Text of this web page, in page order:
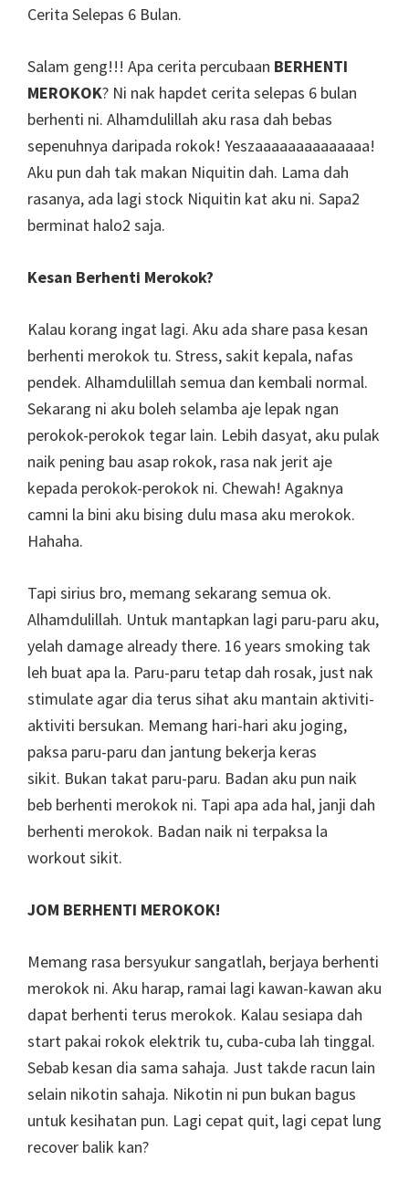
Cerita Selepas 6 Bulan.
Salam geng!!! Apa cerita percubaan BERHENTI
MEROKOK? Ni nak hapdet cerita selepas 6 bulan
berhenti ni. Alhamdulillah aku rasa dah bebas
sepenuhnya daripada rokok! Yeszaaaaaaaaaaaaaa!
Aku pun dah tak makan Niquitin dah. Lama dah
rasanya, ada lagi stock Niquitin kat aku ni. Sapa2
berminat halo2 saja.
Kesan Berhenti Merokok?
Kalau korang ingat lagi. Aku ada share pasa kesan
berhenti merokok tu. Stress, sakit kepala, nafas
pendek. Alhamdulillah semua dan kembali normal.
Sekarang ni aku boleh selamba aje lepak ngan
perokok-perokok tegar lain. Lebih dasyat, aku pulak
naik pening bau asap rokok, rasa nak jerit aje
kepada perokok-perokok ni. Chewah! Agaknya
camni la bini aku bising dulu masa aku merokok.
Hahaha.
Tapi sirius bro, memang sekarang semua ok.
Alhamdulillah. Untuk mantapkan lagi paru-paru aku,
yelah damage already there. 16 years smoking tak
leh buat apa la. Paru-paru tetap dah rosak, just nak
stimulate agar dia terus sihat aku mantain aktiviti-
aktiviti bersukan. Memang hari-hari aku joging,
paksa paru-paru dan jantung bekerja keras
sikit. Bukan takat paru-paru. Badan aku pun naik
beb berhenti merokok ni. Tapi apa ada hal, janji dah
berhenti merokok. Badan naik ni terpaksa la
workout sikit.
JOM BERHENTI MEROKOK!
Memang rasa bersyukur sangatlah, berjaya berhenti
merokok ni. Aku harap, ramai lagi kawan-kawan aku
dapat berhenti terus merokok. Kalau sesiapa dah
start pakai rokok elektrik tu, cuba-cuba lah tinggal.
Sebab kesan dia sama sahaja. Just takde racun lain
selain nikotin sahaja. Nikotin ni pun bukan bagus
untuk kesihatan pun. Lagi cepat quit, lagi cepat lung
recover balik kan?